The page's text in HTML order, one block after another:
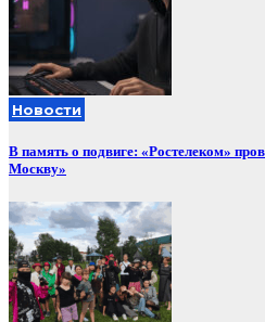
Новости
В память о подвиге: «Ростелеком»
Москву»